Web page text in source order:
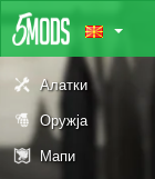
Алатки
Оружја
Мапи